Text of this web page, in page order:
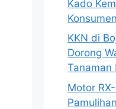
Kado
KKN di
Dorong
Tanaman
Motor